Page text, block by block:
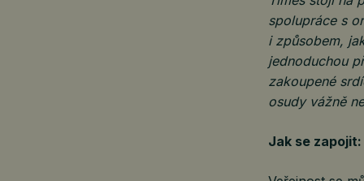
spolupráce s
i způsobem,
jednoduchou
zakoupené
osudy vážně
Jak se